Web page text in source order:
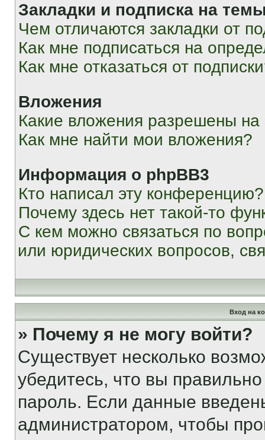
Закладки и подписка на
Чем отличаются закладки от
Как мне подписаться на
Как мне отказаться от
Вложения
Какие вложения разрешены
Как мне найти мои вложения?
Информация о phpBB3
Кто написал эту конференцию?
Почему здесь нет такой-то
С кем можно связаться по
или юридических вопросов,
Вход на
» Почему я не могу войти?
Существует несколько
убедитесь, что вы
пароль. Если данные
администратором, чтобы